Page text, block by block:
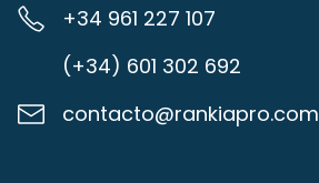
+34 961 227 107
(+34) 601 302 692
contacto@rankiapro.com